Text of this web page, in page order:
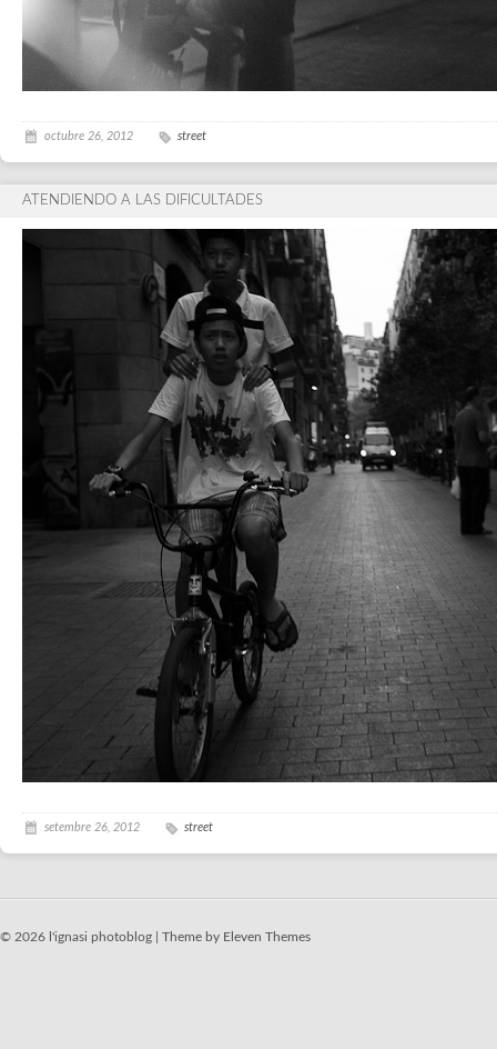
octubre 26, 2012 street
ATENDIENDO A LAS DIFICULTADES
setembre 26, 2012 street
© 2026 l'ignasi photoblog | Theme by Eleven Themes